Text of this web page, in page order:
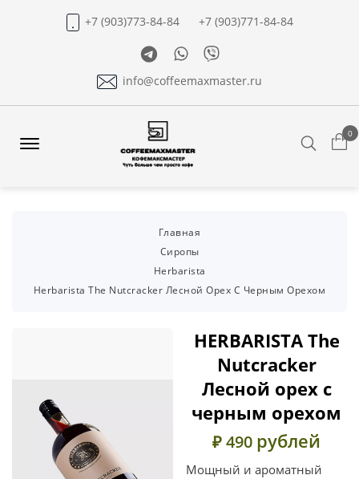
+7 (903)773-84-84
+7 (903)771-84-84
TelegramWhatsapp
Viber
info@coffeemaxmaster.ru
0
Главная
Сиропы
Herbarista
Herbarista The Nutcracker Лесной Орех С Черным Орехом
HERBARISTA The
Nutcracker
Лесной орех с
черным орехом
₽ 490 рублей
Мощный и ароматный